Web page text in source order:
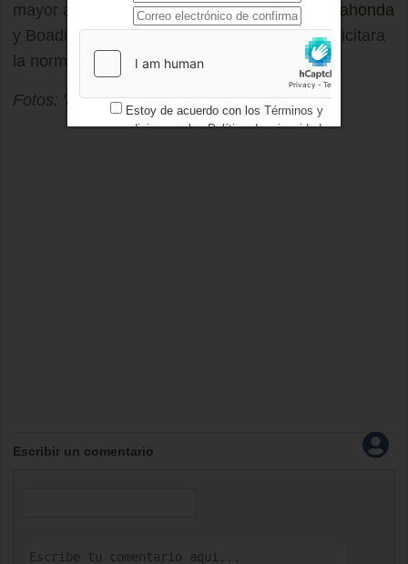
mayor apoyo de los Ayuntamientos deMajadahonda
y Boadilla y de la Comunidad para que se solicitara
la normalización de la situación.
Fotos: 'Ecologistas en Acción'
Escribir un comentario
Estoy de acuerdo con los Términos y
condicionesy losPolítica de privacidad